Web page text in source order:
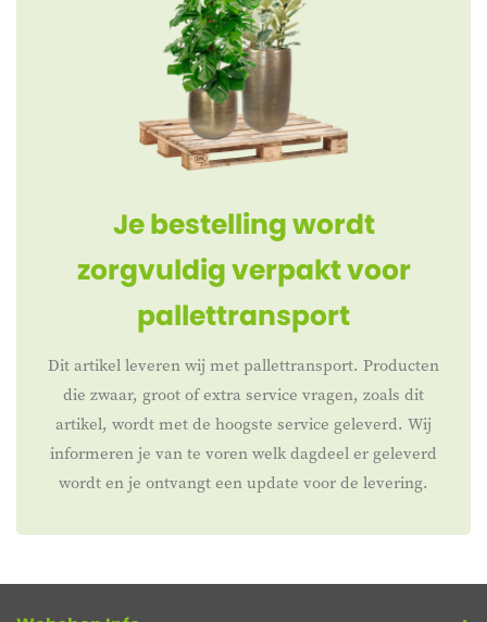
Je bestelling wordt
zorgvuldig verpakt voor
pallettransport
Dit artikel leveren wij met pallettransport. Producten
die zwaar, groot of extra service vragen, zoals dit
artikel, wordt met de hoogste service geleverd. Wij
informeren je van te voren welk dagdeel er geleverd
wordt en je ontvangt een update voor de levering.